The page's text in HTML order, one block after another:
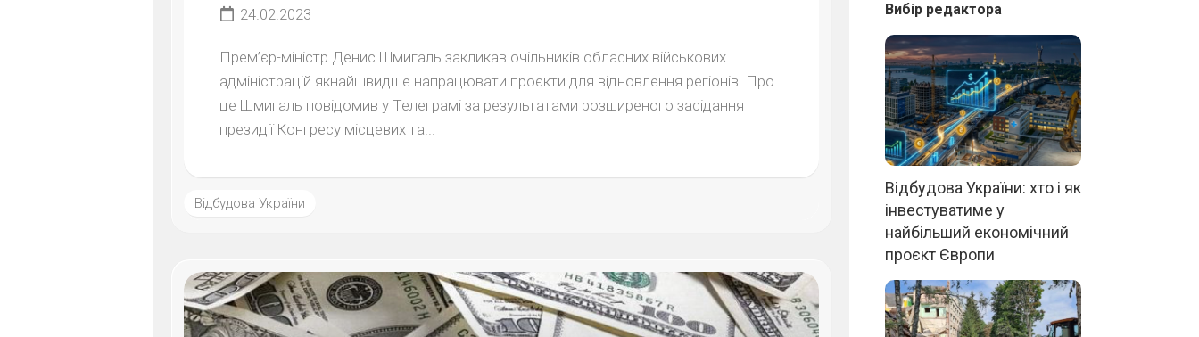
24.02.2023
Прем’єр-міністр Денис Шмигаль закликав очільників обласних військових
адміністрацій якнайшвидше напрацювати проєкти для відновлення регіонів. Про
це Шмигаль повідомив у Телеграмі за результатами розширеного засідання
президії Конгресу місцевих та...
Відбудова України
Вибір редактора
Відбудова України: хто і як
інвестуватиме у
найбільший економічний
проєкт Європи